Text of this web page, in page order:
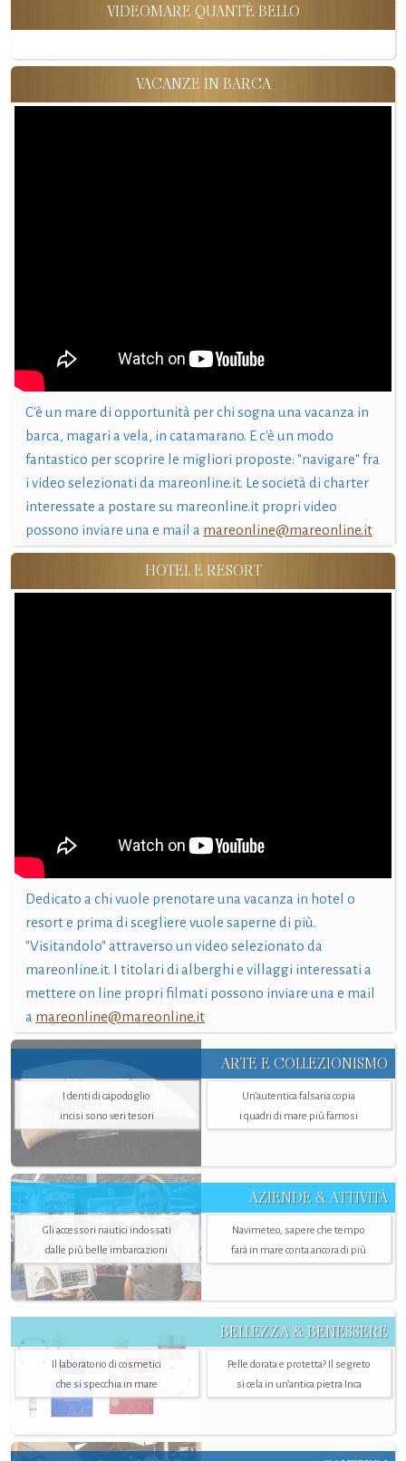
VIDEOMARE QUANT'È BELLO
VACANZE IN BARCA
C'è un mare di opportunità per chi sogna una vacanza in
barca, magari a vela, in catamarano. E c'è un modo
fantastico per scoprire le migliori proposte: "navigare" fra
i video selezionati da mareonline.it. Le società di charter
interessate a postare su mareonline.it propri video
possono inviare una e mail a mareonline@mareonline.it
HOTEL E RESORT
Dedicato a chi vuole prenotare una vacanza in hotel o
resort e prima di scegliere vuole saperne di più.
"Visitandolo" attraverso un video selezionato da
mareonline.it. I titolari di alberghi e villaggi interessati a
mettere on line propri filmati possono inviare una e mail
a mareonline@mareonline.it
ARTE E COLLEZIONISMO
I denti di capodoglio
incisi sono veri tesori
Un’autentica falsaria copia
i quadri di mare più famosi
AZIENDE & ATTIVITÀ
Gli accessori nautici indossati
dalle più belle imbarcazioni
Navimeteo, sapere che tempo
farà in mare conta ancora di più
BELLEZZA & BENESSERE
Il laboratorio di cosmetici
che si specchia in mare
Pelle dorata e protetta? Il segreto
si cela in un’antica pietra Inca